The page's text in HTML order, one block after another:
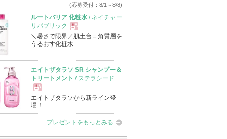
(応募受付：8/1～8/8)
ルートバリア 化粧水 / ネイチャー
リパブリック
現
品
＼暑さで限界／肌土台＝角質層を
うるおす化粧水
エイトザタラソ SR シャンプー＆
トリートメント / ステラシード
現
エイトザタラソから新ライン登
場！
プレゼントをもっとみる